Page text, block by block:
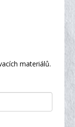
materiálů.